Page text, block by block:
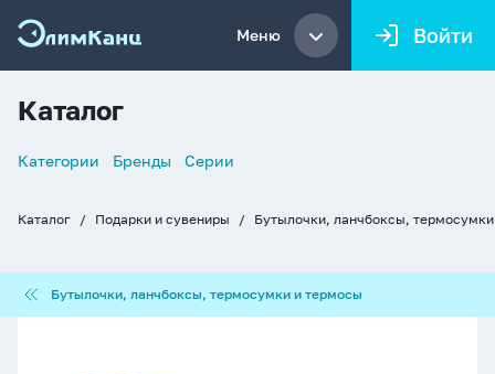
Меню Войти
Каталог
Список
Категории Бренды Серии
Каталог Подарки и сувениры Бутылочки, ланчбоксы,
ланчбоксы,
термосумки
Бутылочки, ланчбоксы, термосумки и термосы